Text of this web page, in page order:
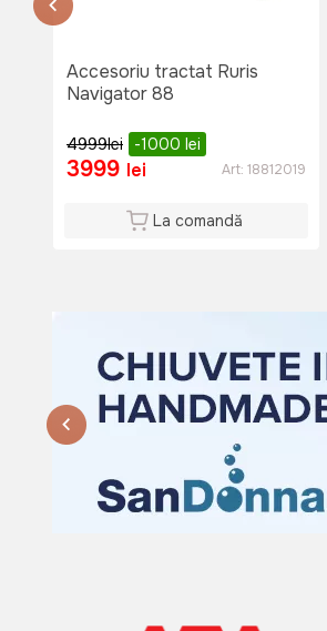
Du: 08:00 - 15:00
Accesoriu tractat Ruris
Navigator 88
4999lei -1000 lei
3999 lei Art: 18812019
La comandă